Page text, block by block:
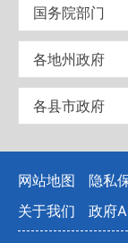
国务院部门
各地州政府
各县市政府
网站地图 隐私
关于我们
政府